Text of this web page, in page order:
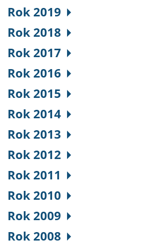
Rok 2019
Rok 2018
Rok 2017
Rok 2016
Rok 2015
Rok 2014
Rok 2013
Rok 2012
Rok 2011
Rok 2010
Rok 2009
Rok 2008